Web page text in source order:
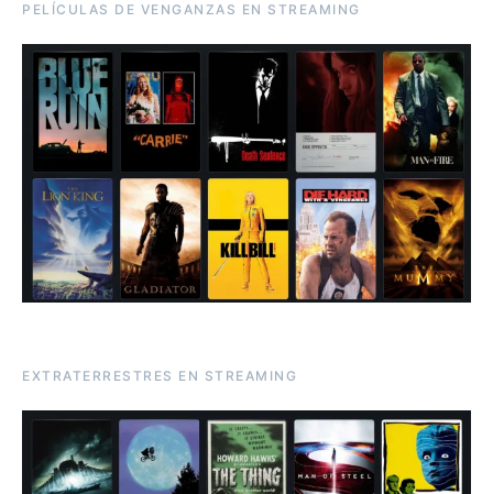
PELÍCULAS DE VENGANZAS EN STREAMING
EXTRATERRESTRES EN STREAMING